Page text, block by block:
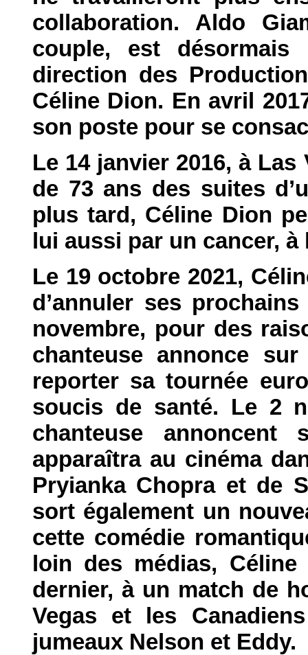
collaboration. Aldo
couple, est
direction des
Céline Dion. En avril
son poste pour se
Le 14 janvier 2016, à Las
de 73 ans des suites
plus tard, Céline Dion
lui aussi par un cancer, à
Le 19 octobre 2021,
d’annuler ses
novembre, pour des
chanteuse annonce
reporter sa tournée
soucis de santé. Le 2
chanteuse
apparaîtra au cinéma
Pryianka Chopra et de
sort également un
cette comédie
loin des médias,
dernier, à un match de
Vegas et les
jumeaux Nelson et Eddy.